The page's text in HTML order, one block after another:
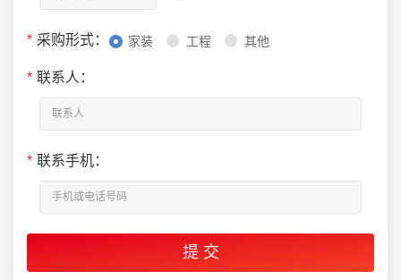
* 采购形式： 家装 工程 其他
* 联系人：
* 联系手机：